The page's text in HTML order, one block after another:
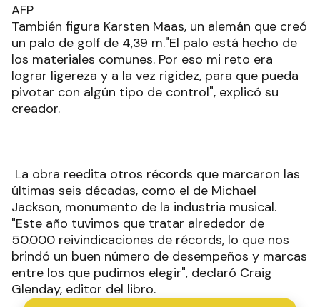
AFP
También figura Karsten Maas, un alemán que creó
un palo de golf de 4,39 m."El palo está hecho de
los materiales comunes. Por eso mi reto era
lograr ligereza y a la vez rigidez, para que pueda
pivotar con algún tipo de control", explicó su
creador.
La obra reedita otros récords que marcaron las
últimas seis décadas, como el de Michael
Jackson, monumento de la industria musical.
"Este año tuvimos que tratar alrededor de
50.000 reivindicaciones de récords, lo que nos
brindó un buen número de desempeños y marcas
entre los que pudimos elegir", declaró Craig
Glenday, editor del libro.